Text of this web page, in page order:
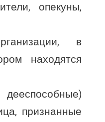
опекуны,
в
находятся
признанные